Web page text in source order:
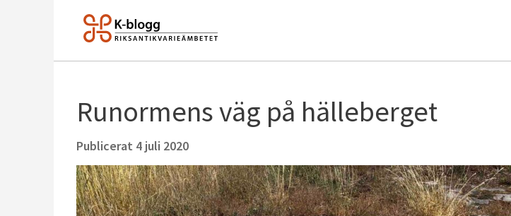
Runormens väg på hälleberget
Publicerat 4 juli 2020